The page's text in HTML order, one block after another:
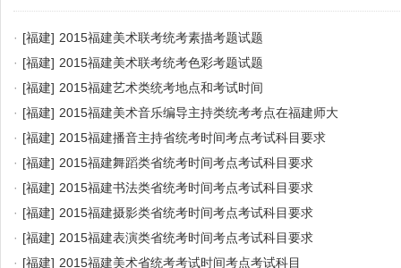
· [福建] 2015福建美术联考统考素描考题试题
· [福建] 2015福建美术联考统考色彩考题试题
· [福建] 2015福建艺术类统考地点和考试时间
· [福建] 2015福建美术音乐编导主持类统考考点在福建师大
· [福建] 2015福建播音主持省统考时间考点考试科目要求
· [福建] 2015福建舞蹈类省统考时间考点考试科目要求
· [福建] 2015福建书法类省统考时间考点考试科目要求
· [福建] 2015福建摄影类省统考时间考点考试科目要求
· [福建] 2015福建表演类省统考时间考点考试科目要求
· [福建] 2015福建美术省统考考试时间考点考试科目